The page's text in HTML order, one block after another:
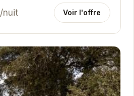
/nuit Voir l'offre